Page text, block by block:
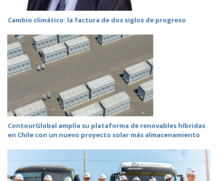
Cambio climático: la factura de dos siglos de progreso
ContourGlobal amplía su plataforma de renovables híbridas
en Chile con un nuevo proyecto solar más almacenamiento